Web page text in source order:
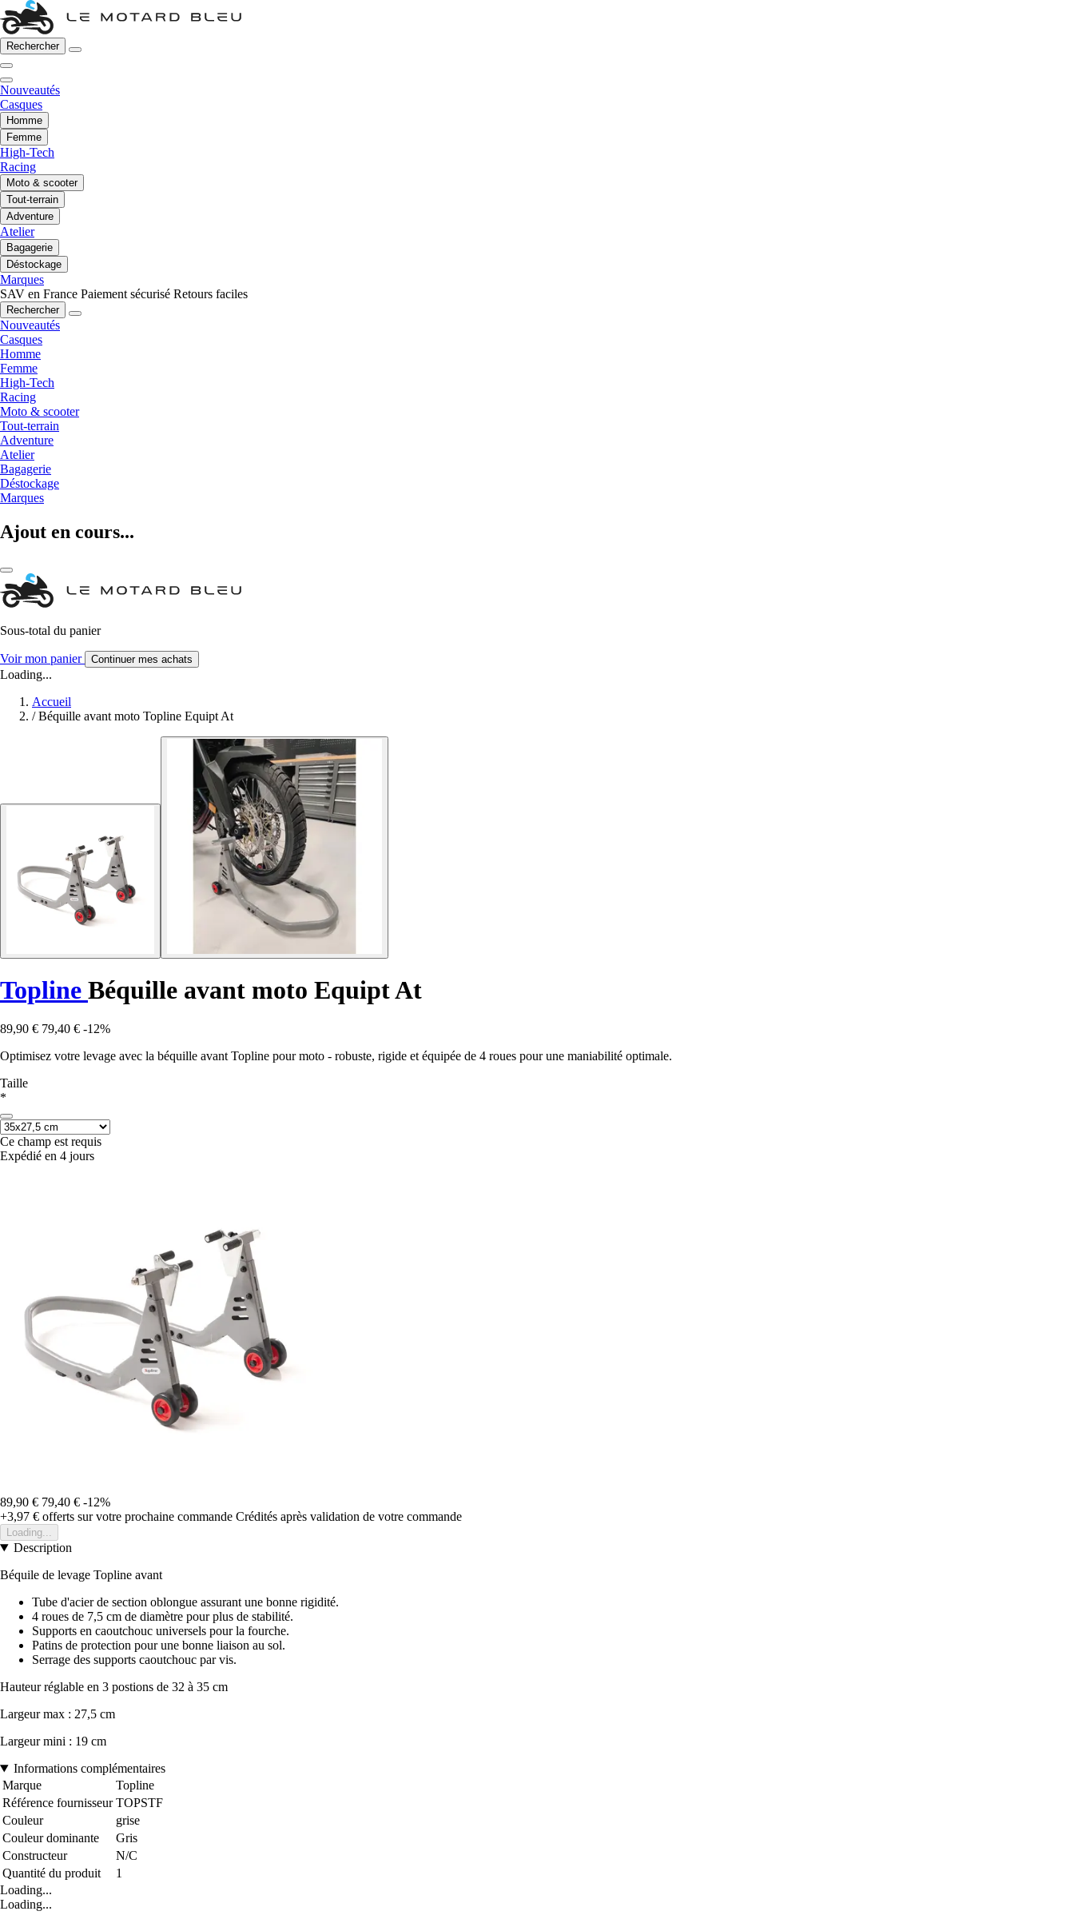
Rechercher
Nouveautés
Casques
Homme
Femme
High-Tech
Racing
Moto & scooter
Tout-terrain
Adventure
Atelier
Bagagerie
Déstockage
Marques
SAV en France Paiement sécurisé Retours faciles
Rechercher
Nouveautés
Casques
Homme
Femme
High-Tech
Racing
Moto & scooter
Tout-terrain
Adventure
Atelier
Bagagerie
Déstockage
Marques
Ajout en cours...
Sous-total du panier
Voir mon panier Continuer mes achats
Loading...
Accueil
/ Béquille avant moto Topline Equipt At
Topline Béquille avant moto Equipt At
89,90 € 79,40 € -12%
Optimisez votre levage avec la béquille avant Topline pour moto - robuste, rigide et équipée de 4 roues pour une maniabilité optimale.
Taille
*
Ce champ est requis
Expédié en 4 jours
89,90 € 79,40 € -12%
+3,97 € offerts sur votre prochaine commande Crédités après validation de votre commande
Loading...
Description
Béquile de levage Topline avant
Tube d'acier de section oblongue assurant une bonne rigidité.
4 roues de 7,5 cm de diamètre pour plus de stabilité.
Supports en caoutchouc universels pour la fourche.
Patins de protection pour une bonne liaison au sol.
Serrage des supports caoutchouc par vis.
Hauteur réglable en 3 postions de 32 à 35 cm
Largeur max : 27,5 cm
Largeur mini : 19 cm
Informations complémentaires
Marque
Topline
Référence fournisseur TOPSTF
Couleur
grise
Couleur dominante
Gris
Constructeur
N/C
Quantité du produit
1
Loading...
Loading...